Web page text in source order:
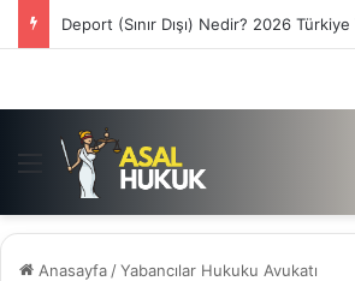
Deport (Sınır Dışı) Nedir? 2026
Menü
Anasayfa /Yabancılar Hukuku Avukatı